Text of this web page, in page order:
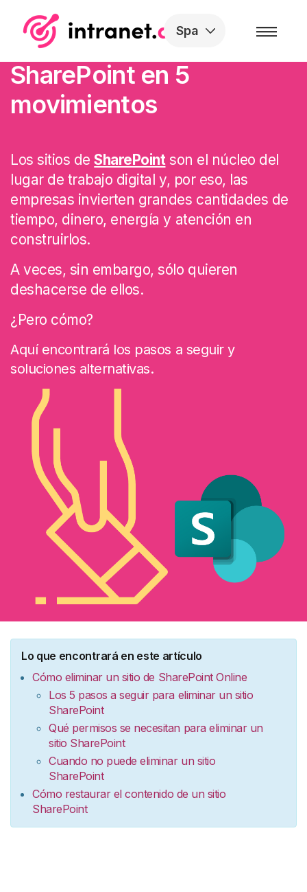
Spa
Cómo eliminar un sitio
SharePoint en 5
movimientos
Los sitios deSharePointson el núcleo del
lugar de trabajo digital y, por eso, las
empresas invierten grandes cantidades de
tiempo, dinero, energía y atención en
construirlos.
A veces, sin embargo, sólo quieren
deshacerse de ellos.
¿Pero cómo?
Aquí encontrará los pasos a seguir y
soluciones alternativas.
Lo que encontrará en este artículo
Cómo eliminar un sitio de SharePoint Online
Los 5 pasos a seguir para eliminar un sitio
SharePoint
Qué permisos se necesitan para eliminar un
sitio SharePoint
Cuando no puede eliminar un sitio
SharePoint
Cómo restaurar el contenido de un sitio
SharePoint